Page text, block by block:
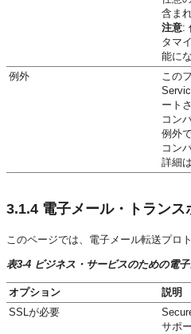
含ま
注意:
タマ
能に
例外
この
ート
コン
例外
コン
詳細は
3.1.4 電子メール・トラン
このページでは、電子メール転送プロ
表3-4 ビジネス・サービスのための電
オプション
説明
SSLが必要
サポ